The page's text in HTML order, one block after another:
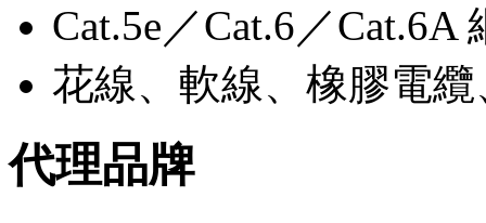
Cat.5e／Cat.6／
花線、軟線、橡膠電
代理品牌